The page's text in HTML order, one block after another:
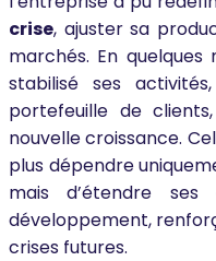
crise, ajuster sa
marchés. En quelques
stabilisé ses
portefeuille de
nouvelle croissance.
plus dépendre
mais d’étendre
développement,
crises futures.